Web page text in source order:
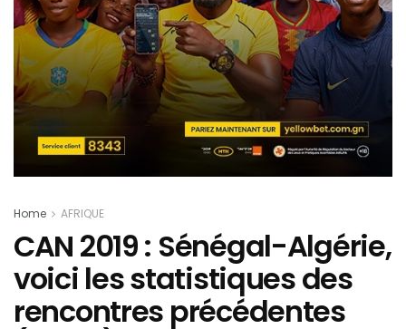
Home AFRIQUE
CAN 2019 : Sénégal-Algérie,
voici les statistiques des
rencontres précédentes